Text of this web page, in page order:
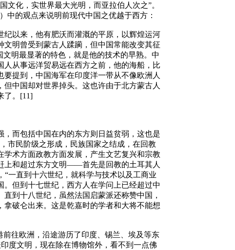
化，实世界最大光明，而亚拉伯人次之”。
中的观点来说明前现代中国之优越于西方：
以来，他有肥沃而灌溉的平原，以辉煌运河
明曾受到蒙古人蹂躏，但中国常能改变其征
明最显著的特色，就是他的技术的早熟。中
从事远洋贸易远在西方之前，他的海船，比
提到，中国海军在印度洋一带从不像欧洲人
中国却对世界掉头。这也许由于北方蒙古人
了。[11]
而包括中国在内的东方则日益贫弱，这也是
市民阶级之形成，民族国家之结成，在回教
术方面政教方面发展，产生文艺复兴和宗教
上和超过东方文明——首先是回教的土耳其人
一直到十六世纪，就科学与技术以及工商业
但到十七世纪，西方人在学问上已经超过中
到十八世纪，虽然法国启蒙派还称赞中国，
破仑出来。这是乾嘉时的学者和大将不能想
往欧洲，沿途游历了印度、锡兰、埃及等东
度文明，现在除在博物馆外，看不到一点佛